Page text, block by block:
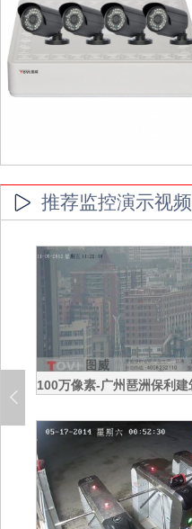
推荐监控演示视频